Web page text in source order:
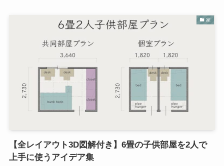
家
【全レイアウト3D図解付き】6畳の子供部屋を2人で
上手に使うアイデア集